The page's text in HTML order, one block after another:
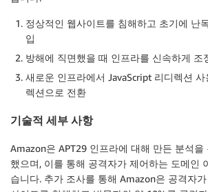
정상적인 웹사이트를 침해하고 초기에 난
입
방해에 직면했을 때 인프라를 신속하게 조
새로운 인프라에서 JavaScript 리디렉션
렉션으로 전환
기술적 세부 사항
Amazon은 APT29 인프라에 대해 만든 분석을
했으며, 이를 통해 공격자가 제어하는 도메인
습니다. 추가 조사를 통해 Amazon은 공격자